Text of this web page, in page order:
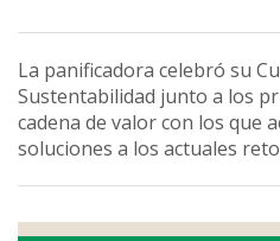
La panificadora celebró su
Sustentabilidad junto a los
cadena de valor con los que
soluciones a los actuales